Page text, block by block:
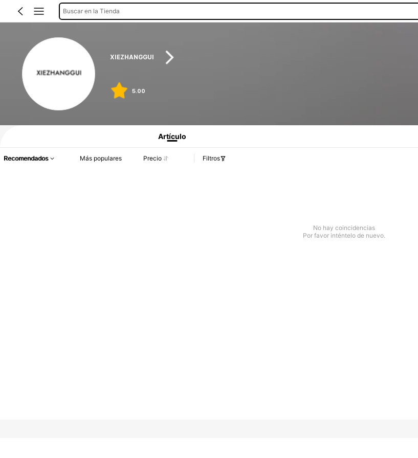
Buscar en la Tienda
XIEZHANGGUI
5.00
Artículo
Recomendados Más populares Precio Filtros
No hay coincidencias
Por favor inténtelo de nuevo.